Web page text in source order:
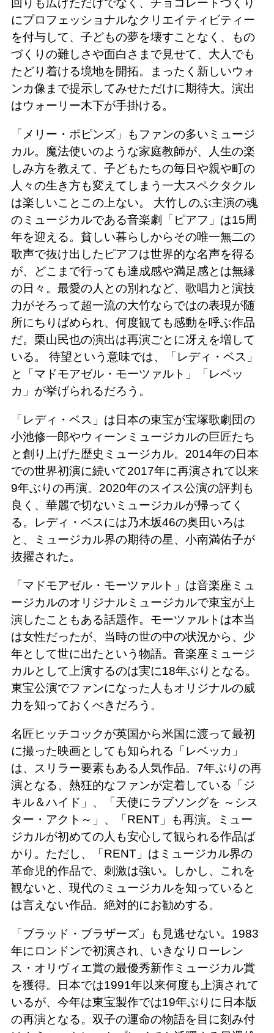
にプロフェッショナルなクリエイティビティー
を付与して、子どもの夢を壊すことなく、もの
づくりの難しさや面白さまで見せて、大人でも
たどり着ける境地を開拓。まったく新しいウォ
ンカ像まで提示してみせただけに期待大。演出
はウォーリー木下が手掛ける。
「メリー・ポピンズ」もファンの多いミュージ
カル。魔法使いのような家庭教師が、人生の楽
しみ方を教えて、子どもたちの毎日や親や町の
人々の生き方も変えてしまう一大スペクタクル
は楽しいことこの上ない。 大竹しのぶ主演の魂
のミュージカルである音楽劇「ピアフ」は15周
年を迎える。貧しい暮らしからその唯一無二の
歌声で抜け出したピアフは世界的な名声を得る
が、どこまで行っても達成感や満足感とは無縁
の日々。最愛の人との別れなど、歌唱力と演技
力がそろって超一流の大竹ならではの表現が随
所にちりばめられ、何度観ても感動を呼ぶ作品
だ。栗山民也の演出は再演ごとに冴えを増して
いる。 待望という意味では、「レディ・ベス」
と「マドモアゼル・モーツァルト」「レベッ
カ」が挙げられるだろう。
「レディ・ベス」は日本の東宝が宝塚歌劇団の
小池修一郎やウィーンミュージカルの巨匠たち
と創り上げた歴史ミュージカル。2014年の日本
での世界初演に続いて2017年に再演されて以来
9年ぶりの再演。2020年のスイス公演の評判も
良く、華麗で切ないミュージカルが帰ってく
る。レディ・ベスには乃木坂46の奥田いろは
と、ミュージカル界の期待の星、小南満佑子が
抜擢された。
「マドモアゼル・モーツァルト」は音楽座ミュ
ージカルのオリジナルミュージカルで東宝が上
演したこともある話題作。モーツァルトは本当
は女性だったが、当時の世の中の状況から、少
年として世に出たという物語。音楽座ミュージ
カルとして上演するのは実に18年ぶりとなる。
東宝公演でファンになった人もオリジナルの威
力を知っておくべきだろう。
名匠ヒッチコックが英国から米国に渡って最初
に撮った映画としても知られる「レベッカ」
は、スリラー要素もある人気作品。7年ぶりの再
演となる、熱狂的なファンが定着している「ジ
キル＆ハイド」、「天使にラブソングを ～シス
ター・アクト～」、「RENT」も再演。ミュー
ジカルが初めての人も安心して観られる作品ば
かり。ただし、「RENT」はミュージカル界の
革命児的作品で、刺激は強い。しかし、これを
観ないと、現代のミュージカルを知っていると
は言えない作品。絶対的にお勧めする。
「ブラッド・ブラザーズ」も見逃せない。1983
年にロンドンで初演され、いきなりローレン
ス・オリヴィエ賞の最優秀新作ミュージカル賞
を獲得。日本では1991年以来何度も上演されて
いるが、今年は東宝製作では19年ぶりに日本版
の再演となる。双子の運命の物語を目に刻み付